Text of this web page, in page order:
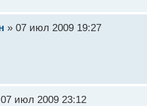
» 07 июл 2009 19:27
июл 2009 23:12